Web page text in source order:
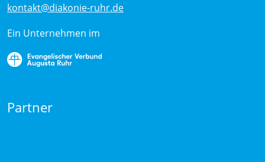
kontakt@diakonie-ruhr.de
Ein Unternehmen im
Partner